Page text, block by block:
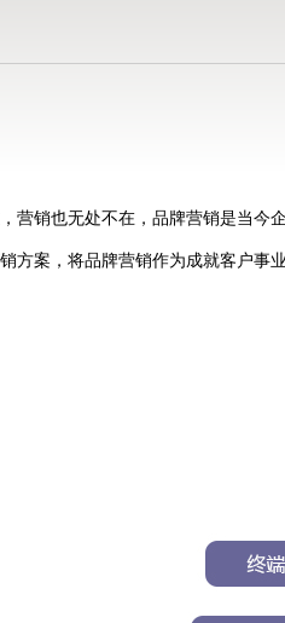
营销也无处不在，品牌营销是当
方案，将品牌营销作为成就客户事